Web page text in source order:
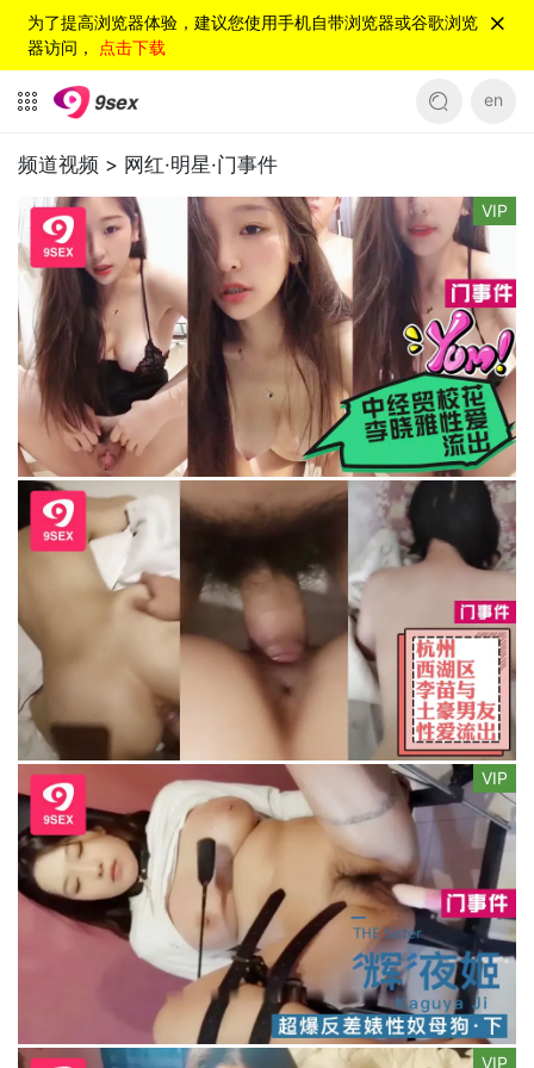
为了提高浏览器体验，建议您使用手机自带浏览器或谷歌浏览
器访问， 点击下载
en
频道视频 > 网红·明星·门事件
VIP
VIP
VIP